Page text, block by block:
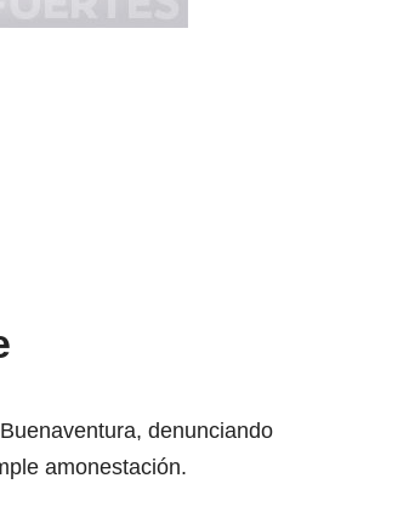
denunciando
amonestación.